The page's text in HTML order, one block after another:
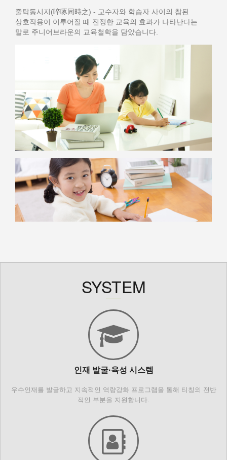
줄탁동시지(啐啄同時之) - 교수자와 학습자 사이의 참된
상호작용이 이루어질 때 진정한 교육의 효과가 나타난다는
말로 주니어브라운의 교육철학을 담았습니다.
SYSTEM
인재 발굴·육성 시스템
우수인재를 발굴하고 지속적인 역량강화 프로그램을 통해 티칭의 전반
적인 부분을 지원합니다.